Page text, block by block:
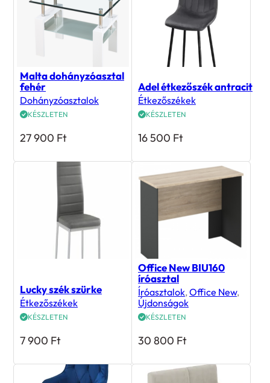
Malta dohányzóasztal
fehér
Dohányzóasztalok
KÉSZLETEN
27 900 Ft
Adel étkezőszék antracit
Étkezőszékek
KÉSZLETEN
16 500 Ft
Lucky szék szürke
Étkezőszékek
KÉSZLETEN
7 900 Ft
Office New BIU160
íróasztal
Íróasztalok, Office New,
Újdonságok
KÉSZLETEN
30 800 Ft